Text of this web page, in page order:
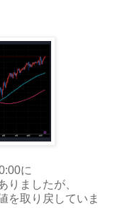
に
りましたが、
を取り戻していま